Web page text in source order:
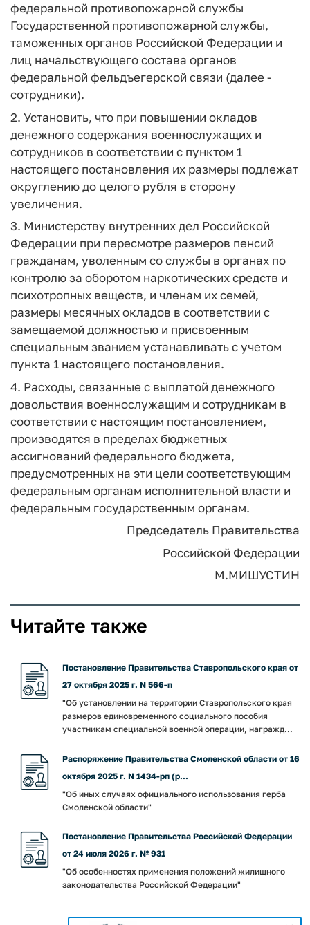
федеральной противопожарной службы
Государственной противопожарной службы,
таможенных органов Российской Федерации и
лиц начальствующего состава органов
федеральной фельдъегерской связи (далее -
сотрудники).
2. Установить, что при повышении окладов
денежного содержания военнослужащих и
сотрудников в соответствии с пунктом 1
настоящего постановления их размеры подлежат
округлению до целого рубля в сторону
увеличения.
3. Министерству внутренних дел Российской
Федерации при пересмотре размеров пенсий
гражданам, уволенным со службы в органах по
контролю за оборотом наркотических средств и
психотропных веществ, и членам их семей,
размеры месячных окладов в соответствии с
замещаемой должностью и присвоенным
специальным званием устанавливать с учетом
пункта 1 настоящего постановления.
4. Расходы, связанные с выплатой денежного
довольствия военнослужащим и сотрудникам в
соответствии с настоящим постановлением,
производятся в пределах бюджетных
ассигнований федерального бюджета,
предусмотренных на эти цели соответствующим
федеральным органам исполнительной власти и
федеральным государственным органам.
Председатель Правительства
Российской Федерации
М.МИШУСТИН
Читайте также
Постановление Правительства Ставропольского края от
27 октября 2025 г. N 566-п
"Об установлении на территории Ставропольского края
размеров единовременного социального пособия
участникам специальной военной операции, награжд...
Распоряжение Правительства Смоленской области от 16
октября 2025 г. N 1434-рп (р...
"Об иных случаях официального использования герба
Смоленской области"
Постановление Правительства Российской Федерации
от 24 июля 2026 г. № 931
"Об особенностях применения положений жилищного
законодательства Российской Федерации"